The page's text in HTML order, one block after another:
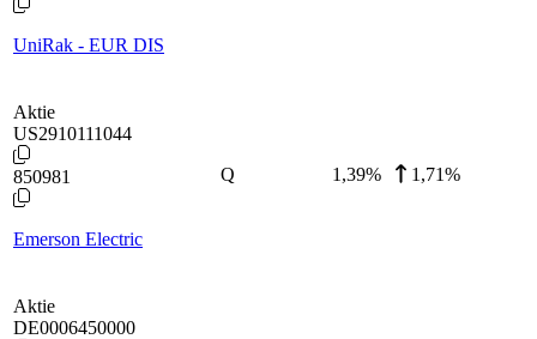
UniRak - EUR DIS
Aktie
US2910111044
850981
Emerson Electric
Q 1,39% 1,71%
Aktie
DE0006450000